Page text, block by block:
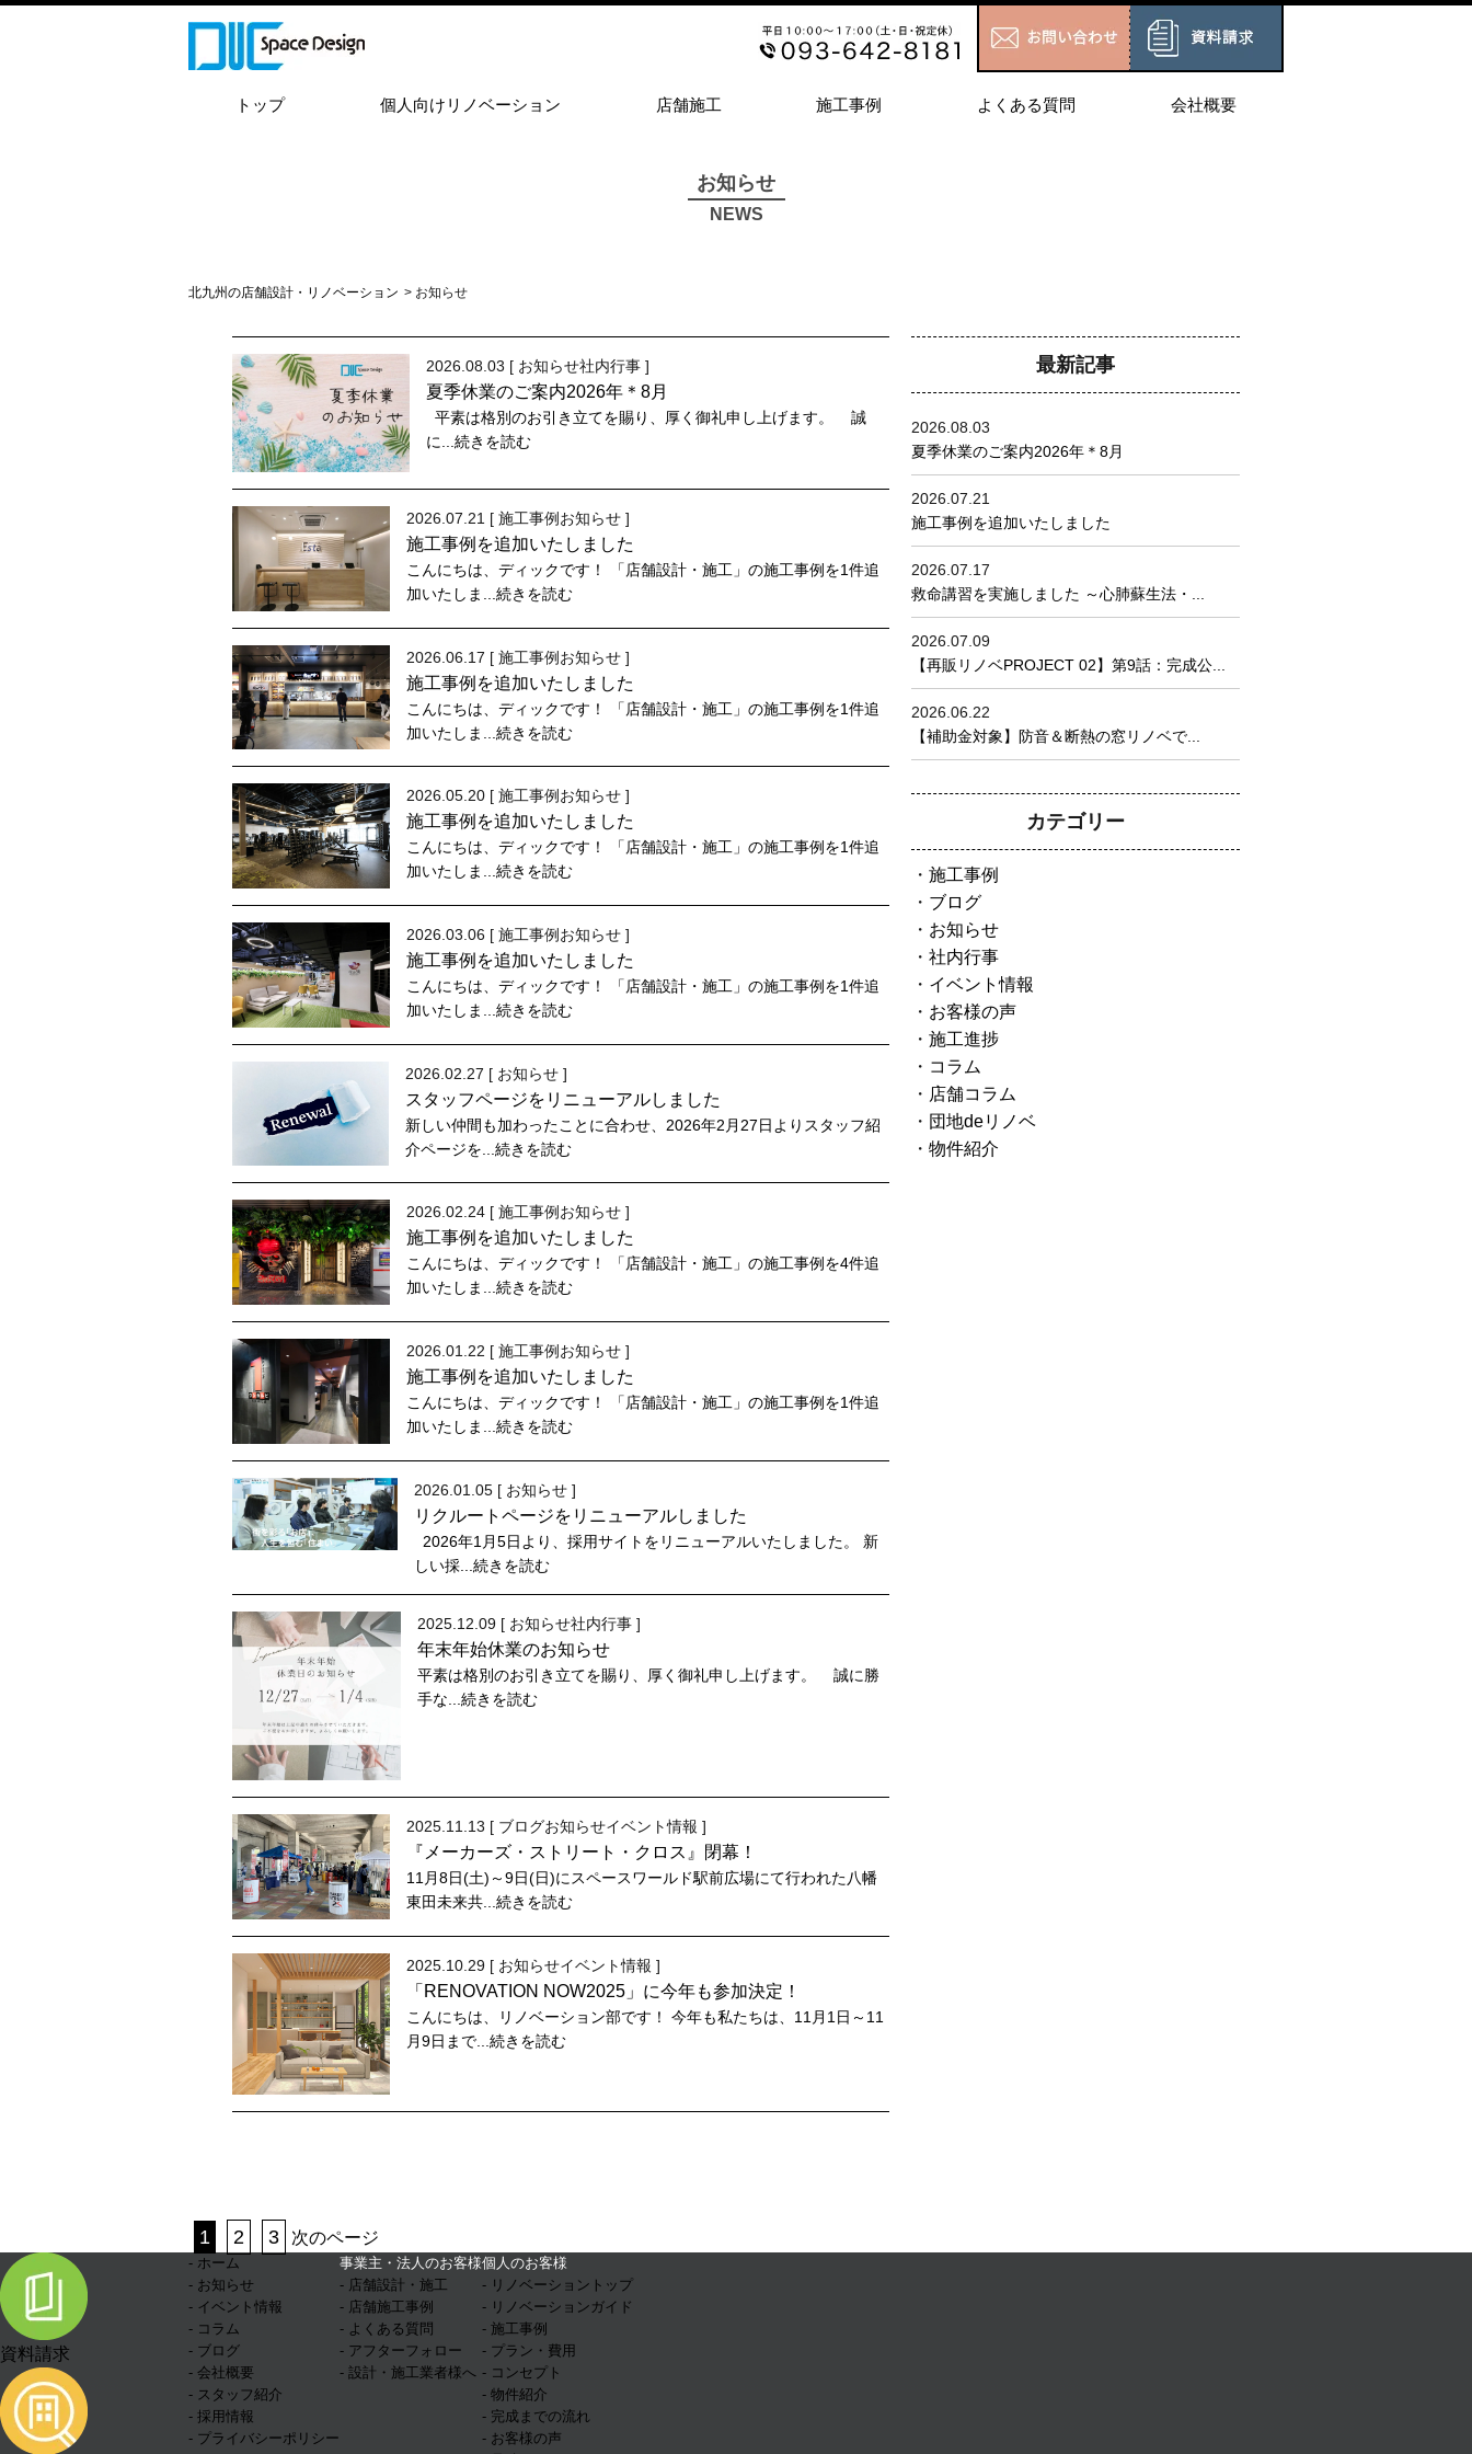
トップ 個人向けリノベーション 店舗施工 施工事例 よくある質問 会社概要
お知らせ
NEWS
北九州の店舗設計・リノベーション > お知らせ
2026.08.03 [ お知らせ社内行事]
夏季休業のご案内2026年＊8月
平素は格別のお引き立てを賜り、厚く御礼申し上げます。 誠
に...続きを読む
2026.07.21 [ 施工事例 お知らせ]
施工事例を追加いたしました
こんにちは、ディックです！ 「店舗設計・施工」の施工事例を1件追
加いたしま...続きを読む
2026.06.17 [ 施工事例 お知らせ]
施工事例を追加いたしました
こんにちは、ディックです！ 「店舗設計・施工」の施工事例を1件追
加いたしま...続きを読む
2026.05.20 [ 施工事例 お知らせ]
施工事例を追加いたしました
こんにちは、ディックです！ 「店舗設計・施工」の施工事例を1件追
加いたしま...続きを読む
2026.03.06 [ 施工事例 お知らせ]
施工事例を追加いたしました
こんにちは、ディックです！ 「店舗設計・施工」の施工事例を1件追
加いたしま...続きを読む
2026.02.27 [ お知らせ ]
スタッフページをリニューアルしました
新しい仲間も加わったことに合わせ、2026年2月27日よりスタッフ紹
介ページを...続きを読む
2026.02.24 [ 施工事例 お知らせ]
施工事例を追加いたしました
こんにちは、ディックです！ 「店舗設計・施工」の施工事例を4件追
加いたしま...続きを読む
2026.01.22 [ 施工事例 お知らせ]
施工事例を追加いたしました
こんにちは、ディックです！ 「店舗設計・施工」の施工事例を1件追
加いたしま...続きを読む
2026.01.05 [ お知らせ]
リクルートページをリニューアルしました
2026年1月5日より、採用サイトをリニューアルいたしました。 新
しい採...続きを読む
2025.12.09 [ お知らせ社内行事]
年末年始休業のお知らせ
平素は格別のお引き立てを賜り、厚く御礼申し上げます。 誠に勝
手な...続きを読む
2025.11.13 [ ブログお知らせイベント情報 ]
『メーカーズ・ストリート・クロス』閉幕！
11月8日(土)～9日(日)にスペースワールド駅前広場にて行われた八幡
東田未来共...続きを読む
2025.10.29 [ お知らせイベント情報 ]
「RENOVATION NOW2025」に今年も参加決定！
こんにちは、リノベーション部です！ 今年も私たちは、11月1日～11
月9日まで...続きを読む
最新記事
2026.08.03
夏季休業のご案内2026年＊8月
2026.07.21
施工事例を追加いたしました
2026.07.17
救命講習を実施しました ～心肺蘇生法・...
2026.07.09
【再販リノベPROJECT 02】第9話：完成公...
2026.06.22
【補助金対象】防音＆断熱の窓リノベで...
カテゴリー
施工事例
ブログ
お知らせ
社内行事
イベント情報
お客様の声
施工進捗
コラム
店舗コラム
団地deリノベ
物件紹介
1 2 3 次のページ
資料請求
- ホーム
- お知らせ
- イベント情報
- コラム
- ブログ
- 会社概要
- スタッフ紹介
- 採用情報
- プライバシーポリシー
事業主・法人のお客様
- 店舗設計・施工
- 店舗施工事例
- よくある質問
- アフターフォロー
- 設計・施工業者様へ
個人のお客様
- リノベーショントップ
- リノベーションガイド
- 施工事例
- プラン・費用
- コンセプト
- 物件紹介
- 完成までの流れ
- お客様の声